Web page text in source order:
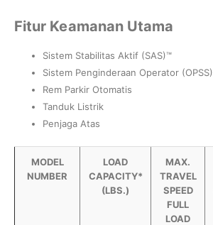
Fitur Keamanan Utama
Sistem Stabilitas Aktif (SAS)™
Sistem Penginderaan Operator (OPSS)
Rem Parkir Otomatis
Tanduk Listrik
Penjaga Atas
MODEL
NUMBER
LOAD
CAPACITY*
(LBS.)
MAX.
TRAVEL
SPEED
FULL
LOAD